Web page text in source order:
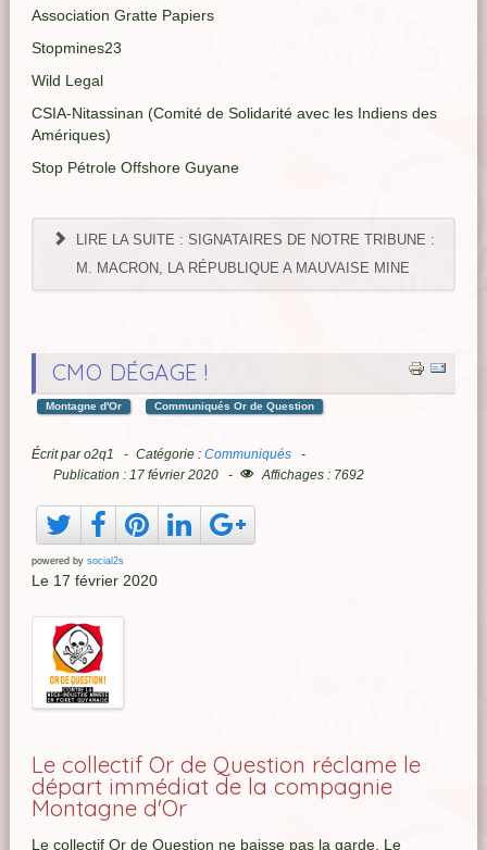
Association Gratte Papiers
Stopmines23
Wild Legal
CSIA-Nitassinan (Comité de Solidarité avec les Indiens des
Amériques)
Stop Pétrole Offshore Guyane
LIRE LA SUITE : SIGNATAIRES DE NOTRE TRIBUNE :
M. MACRON, LA RÉPUBLIQUE A MAUVAISE MINE
CMO DÉGAGE !
Montagne d'Or Communiqués Or de Question
Écrit paro2q1 Catégorie : Communiqués
Publication : 17 février 2020
Affichages : 7692
powered by social2s
Le 17 février 2020
Le collectif Or de Question réclame le
départ immédiat de la compagnie
Montagne d'Or
Le collectif Or de Question ne baisse pas la garde. Le